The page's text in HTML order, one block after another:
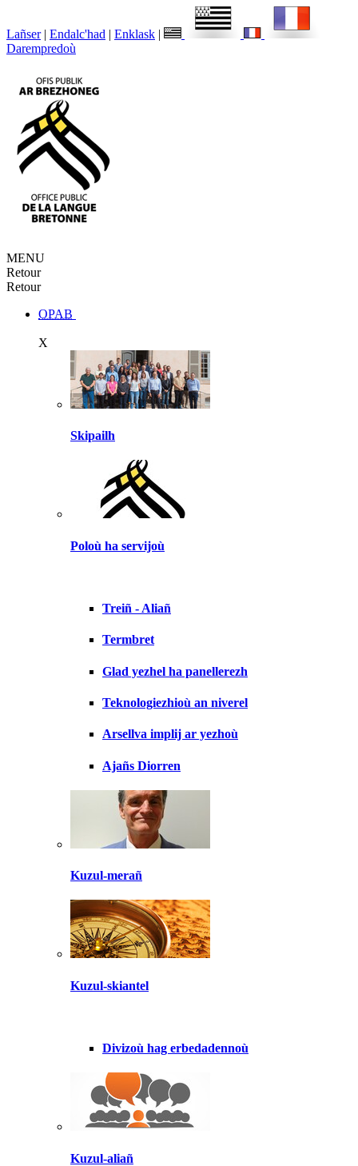
Lañser | Endalc'had | Enklask |
Darempredoù
MENU
Retour
Retour
OPAB
X
Skipailh
Poloù ha servijoù
Treiñ - Aliañ
Termbret
Glad yezhel ha panellerezh
Teknologiezhioù an niverel
Arsellva implij ar yezhoù
Ajañs Diorren
Kuzul-merañ
Kuzul-skiantel
Divizoù hag erbedadennoù
Kuzul-aliañ